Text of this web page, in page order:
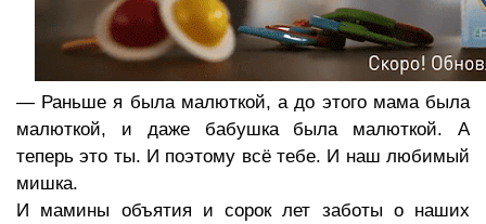
— Раньше я была малюткой, а до этого мама была
малюткой, и даже бабушка была малюткой. А
теперь это ты. И поэтому всё тебе. И наш любимый
мишка.
И мамины объятия и сорок лет заботы о наших